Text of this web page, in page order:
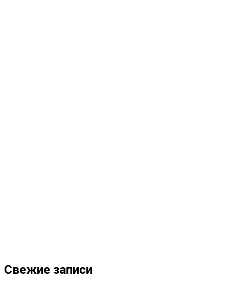
Свежие записи